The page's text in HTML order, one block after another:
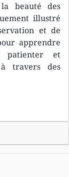
beauté des
illustré
et de
apprendre
patienter et
travers des